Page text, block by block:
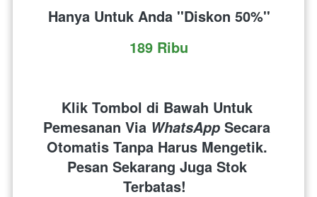
Hanya Untuk Anda ''Diskon 50%''
189 Ribu
Klik Tombol di Bawah Untuk
Pemesanan Via WhatsApp Secara
Otomatis Tanpa Harus Mengetik.
Pesan Sekarang Juga Stok
Terbatas!